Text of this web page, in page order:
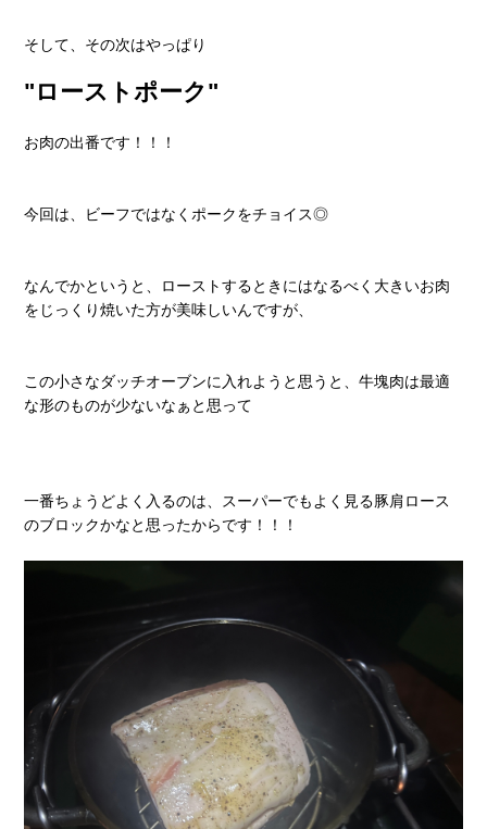
そして、その次はやっぱり
"ローストポーク"
お肉の出番です！！！
今回は、ビーフではなくポークをチョイス◎
なんでかというと、ローストするときにはなるべく大きいお肉
をじっくり焼いた方が美味しいんですが、
この小さなダッチオーブンに入れようと思うと、牛塊肉は最適
な形のものが少ないなぁと思って
一番ちょうどよく入るのは、スーパーでもよく見る豚肩ロース
のブロックかなと思ったからです！！！